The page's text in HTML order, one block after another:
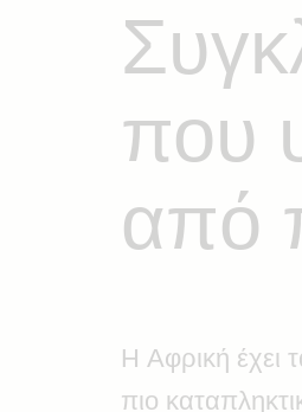
που
από
Η Αφρική έχει
πιο